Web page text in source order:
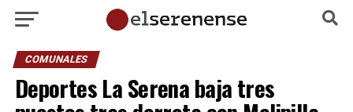
COMUNALES
Deportes La Serena baja tres